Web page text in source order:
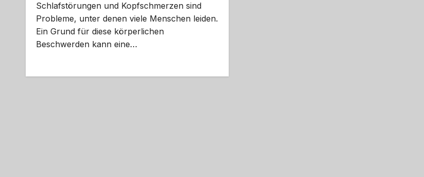
Schlafstörungen und Kopfschmerzen sind
Probleme, unter denen viele Menschen leiden.
Ein Grund für diese körperlichen
Beschwerden kann eine…